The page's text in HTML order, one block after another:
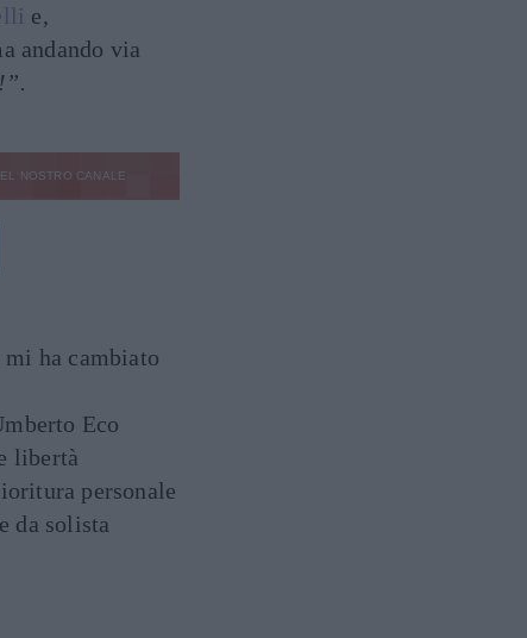
e,
andando via
NOSTRO CANALE
mi ha cambiato
Eco
libertà
personale
da solista